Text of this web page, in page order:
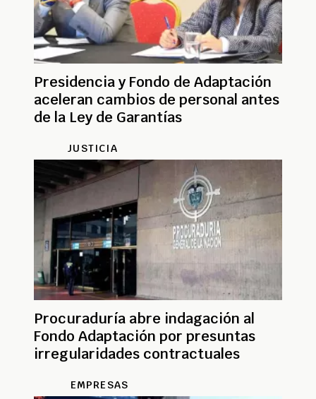
Presidencia y Fondo de Adaptación
aceleran cambios de personal antes
de la Ley de Garantías
JUSTICIA
Procuraduría abre indagación al
Fondo Adaptación por presuntas
irregularidades contractuales
EMPRESAS